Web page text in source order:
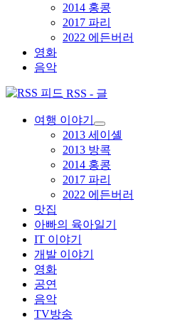
2014 홍콩
2017 파리
2022 에든버러
영화
음악
RSS - 글
여행 이야기
하
위
메
뉴
확
장
2013 세이셸
2013 방콕
2014 홍콩
2017 파리
2022 에든버러
맛집
아빠의 육아일기
IT 이야기
개발 이야기
영화
공연
음악
TV방송